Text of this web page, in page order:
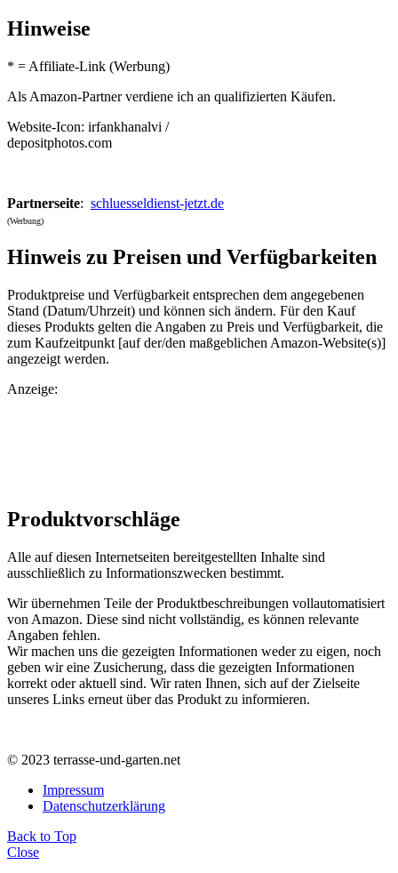
Hinweise
* = Affiliate-Link (Werbung)
Als Amazon-Partner verdiene ich an qualifizierten Käufen.
Website-Icon: irfankhanalvi /
depositphotos.com
Partnerseite: schluesseldienst-jetzt.de
(Werbung)
Hinweis zu Preisen und Verfügbarkeiten
Produktpreise und Verfügbarkeit entsprechen dem angegebenen
Stand (Datum/Uhrzeit) und können sich ändern. Für den Kauf
dieses Produkts gelten die Angaben zu Preis und Verfügbarkeit, die
zum Kaufzeitpunkt [auf der/den maßgeblichen Amazon-Website(s)]
angezeigt werden.
Anzeige:
Produktvorschläge
Alle auf diesen Internetseiten bereitgestellten Inhalte sind
ausschließlich zu Informationszwecken bestimmt.
Wir übernehmen Teile der Produktbeschreibungen vollautomatisiert
von Amazon. Diese sind nicht vollständig, es können relevante
Angaben fehlen.
Wir machen uns die gezeigten Informationen weder zu eigen, noch
geben wir eine Zusicherung, dass die gezeigten Informationen
korrekt oder aktuell sind. Wir raten Ihnen, sich auf der Zielseite
unseres Links erneut über das Produkt zu informieren.
© 2023 terrasse-und-garten.net
Impressum
Datenschutzerklärung
Back to Top
Close